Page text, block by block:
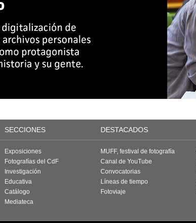
SECCIONES DESTACADOS
Exposiciones
Fotografías del CdF
Investigación
Educativa
Catálogo
Mediateca
MUFF, festival de fotografía
Canal de YouTube
Convocatorias
Líneas de tiempo
Fotoviaje